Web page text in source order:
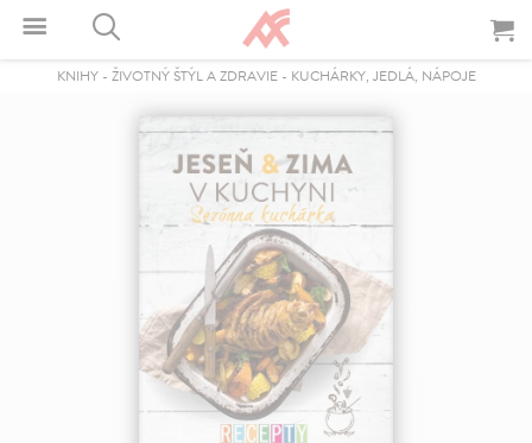
KNIHY- ŽIVOTNÝ ŠTÝL A ZDRAVIE- KUCHÁRKY, JEDLÁ, NÁPOJE